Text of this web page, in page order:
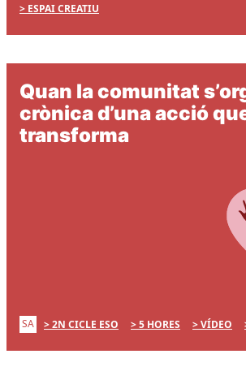
ESPAI CREATIU
Quan la comunitat
crònica d’una acció
transforma
SA 2N CICLE ESO 5 HORES VÍDEO